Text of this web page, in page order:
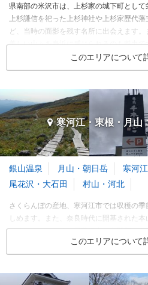
山形市
3.33
訪れたトラベラーのクチコミ
東北夏祭りの一つ！
情緒あふれる花笠
会える
山形・天童・蔵王 各都市の
6～8月
9～11月
12～2月
※このエリア
新庄・酒田・鶴岡・温海 エリアの
春3～5月 夏 6～8月
クリップ
県南部の米沢市は、上杉家の城下町として
上杉謙信を祀った上杉神社や上杉家歴代
ど、当時の面影を残す名所に出会えます
美しい山々を身近に感じられるのも魅力
キング、秋は紅葉、冬にはスキーなどを
る白布温泉では、茅葺の趣きある旅館で
米沢・天元台 エリア 旅行者の傾向
旅行時期 同行者
3～5月
6～8月
9～11月
※このエリ
米沢・天元台 エリアの季節別人気ス
春3～5月 夏6～8月
このエリアについて
寒河江・東根・月山
銀山温泉 月山・朝日岳 寒河江
尾花沢・大石田
村山・河北
さくらんぼの産地、寒河江市では収穫の
しめます。また、奈良時代に開基された
するスポットです。尾花沢市の山間部に
して栄えた場所で、レトロな洋風木造多
ような景観を生み出し、人々を魅了しま
このエリアについて